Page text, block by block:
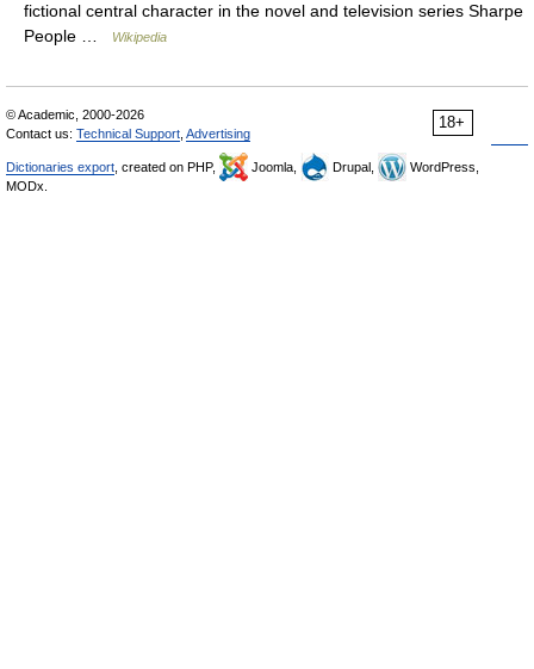
fictional central character in the novel and television series Sharpe
People …
Wikipedia
18+
© Academic, 2000-2026
Contact us: Technical Support Advertising
Dictionaries export , created on PHP, Joomla, Drupal,
WordPress,
MODx.